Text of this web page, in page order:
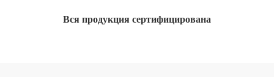
Вся продукция сертифицирована